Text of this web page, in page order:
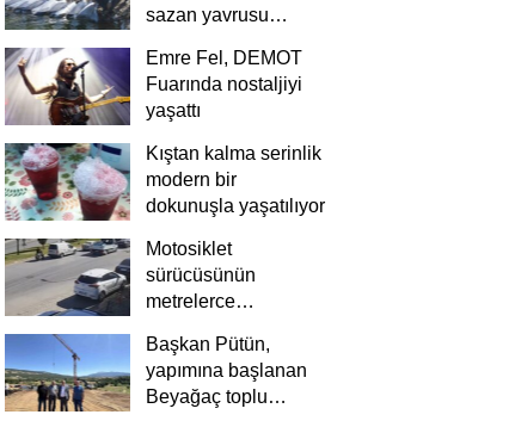
sazan yavrusu
Emre Fel, DEMOT
Fuarında nostaljiyi
yaşattı
Kıştan kalma serinlik
modern bir
dokunuşla yaşatılıyor
Motosiklet
sürücüsünün
metrelerce
güvenlik
kamerasında
Başkan Pütün,
yapımına başlanan
Beyağaç toplu